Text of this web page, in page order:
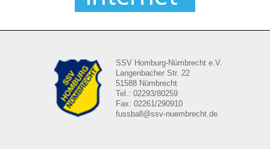
SSV Homburg-Nümbrecht e.V.
Langenbacher Str. 22
51588 Nümbrecht
Tel.: 02293/80259
Fax: 02261/290910
fussball@ssv-nuembrecht.de